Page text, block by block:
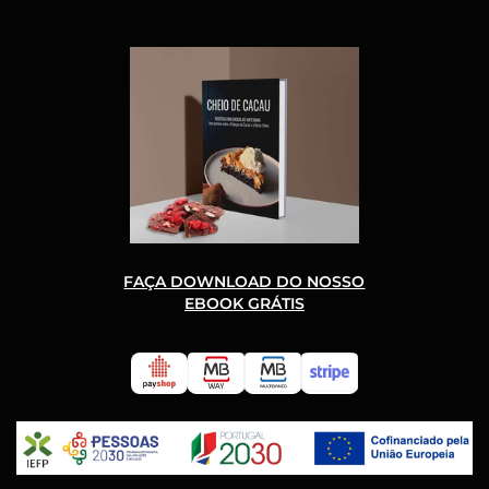
FAÇA DOWNLOAD DO NOSSO
EBOOK GRÁTIS